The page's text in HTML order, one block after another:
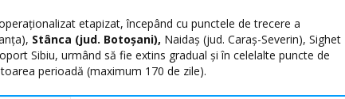
etapizat, începând cu punctele de trecere a
Stânca (jud. Botoșani), Naidaș (jud. Caraș-Severin), Sighet
Sibiu, urmând să fie extins gradual și în celelalte puncte de
perioadă (maximum 170 de zile).